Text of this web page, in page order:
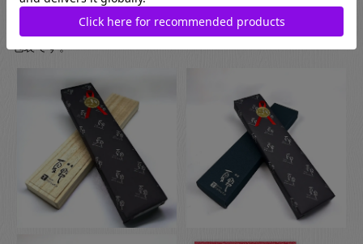
でさらに風呂敷でのラッピングもご指定いただけます。日本の
伝統的な贈り物のスタイルで、お箸のプレゼントにぴったりな
包装です。